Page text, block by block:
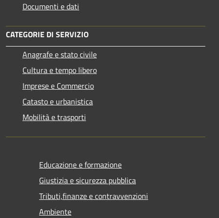
Documenti e dati
CATEGORIE DI SERVIZIO
Anagrafe e stato civile
Cultura e tempo libero
Imprese e Commercio
Catasto e urbanistica
Mobilità e trasporti
Educazione e formazione
Giustizia e sicurezza pubblica
Tributi,finanze e contravvenzioni
Ambiente